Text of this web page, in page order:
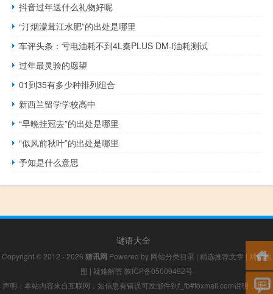
抖音过年送什么礼物好呢
“汀烟濛茸江水肥”的出处是哪里
车评头条：亏电油耗不到4L秦PLUS DM-i油耗测试
过年最灵验的愿望
01到35有多少种排列组合
新西兰留学学校高中
“早晚挂冠去”的出处是哪里
“似风前秋叶”的出处是哪里
予知是什么意思
谜语大全
Copyright © 2012 - 2026 猜讯网 Powered by 网站分类目录 | 精选推荐文章 | 网站地
图 | 疑难解答 陕ICP备05009492号
声明：本站内容来自互联网，如信息有错误可发邮件到f_fb#foxmail.com说明，我们